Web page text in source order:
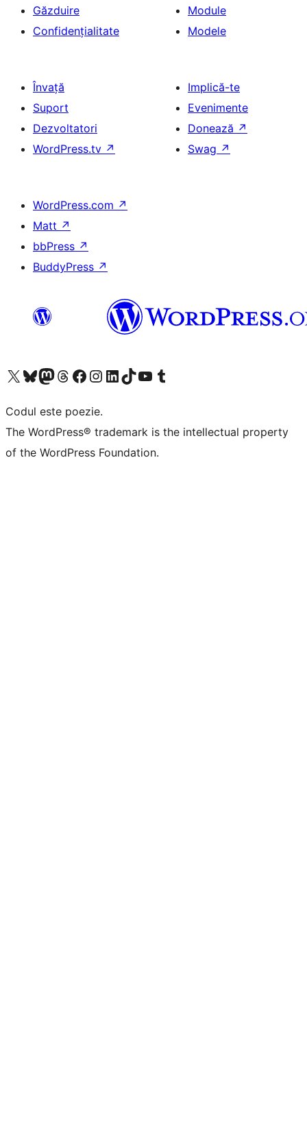
Găzduire
Confidențialitate
Module
Modele
Învață
Suport
Dezvoltatori
WordPress.tv ↗
Implică-te
Evenimente
Donează ↗
Swag ↗
WordPress.com ↗
Matt ↗
bbPress ↗
BuddyPress ↗
Mergi la contul nostru X (fost Twitter)
Vizitează contul nostru Bluesky
Vizitează contul nostru Mastodon
Vizitează contul nostru Threads
Vizitează pagina noastră Facebook
Vizitează-ne pe Instagram
Vizitează-ne pe LinkedIn
Vizitează contul nostru TikTok
Vizitează canalul nostru YouTube
Vizitează contul nostru Tumblr
Codul este poezie.
The WordPress® trademark is the intellectual property
of the WordPress Foundation.